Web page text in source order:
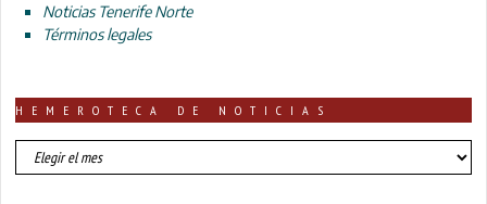
Noticias Tenerife Norte
Términos legales
HEMEROTECA DE NOTICIAS
HEMEROTECA
DE